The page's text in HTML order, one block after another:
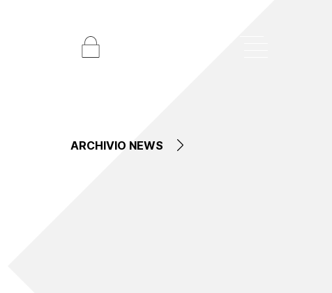
ARCHIVIO NEWS